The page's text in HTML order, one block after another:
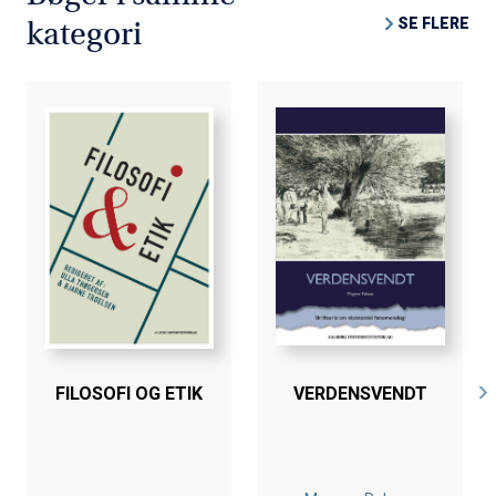
kategori
SE FLERE
FILOSOFI OG ETIK VERDENSVENDT